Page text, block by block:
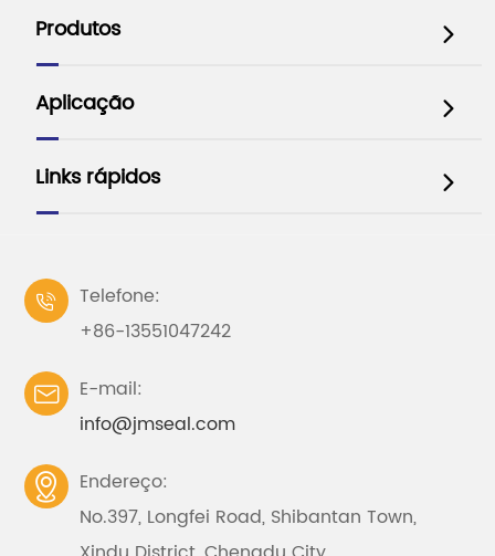
Produtos 
Aplicação 
Links rápidos 

Telefone:
+86-13551047242

E-mail:
info@jmseal.com

Endereço:
No.397, Longfei Road, Shibantan Town,